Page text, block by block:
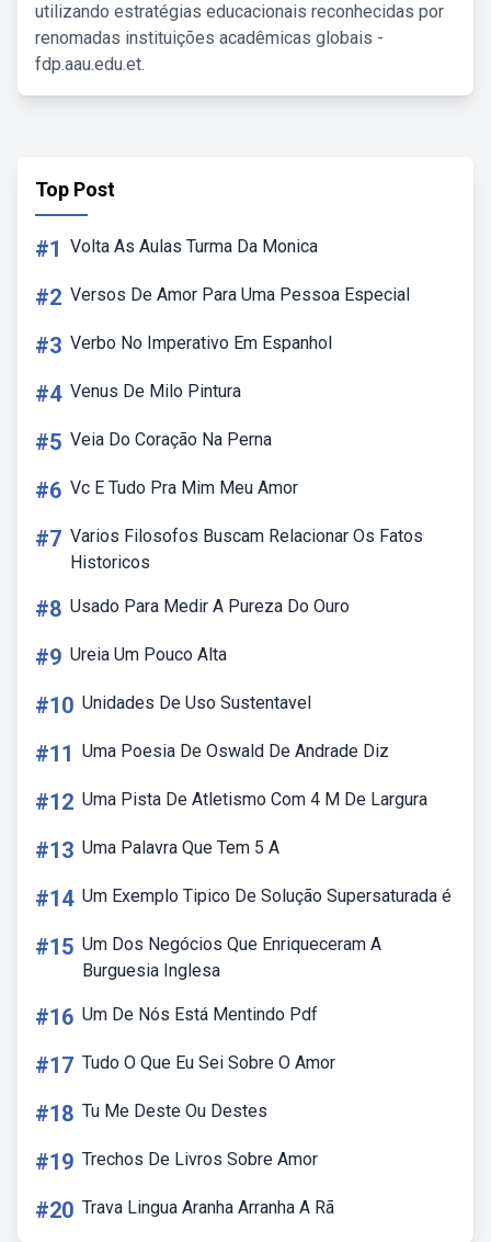
utilizando estratégias educacionais reconhecidas por
renomadas instituições acadêmicas globais -
fdp.aau.edu.et.
Top Post
#1 Volta As Aulas Turma Da Monica
#2 Versos De Amor Para Uma Pessoa Especial
#3 Verbo No Imperativo Em Espanhol
#4 Venus De Milo Pintura
#5 Veia Do Coração Na Perna
#6 Vc E Tudo Pra Mim Meu Amor
#7 Varios Filosofos Buscam Relacionar Os Fatos
Historicos
#8 Usado Para Medir A Pureza Do Ouro
#9 Ureia Um Pouco Alta
#10 Unidades De Uso Sustentavel
#11 Uma Poesia De Oswald De Andrade Diz
#12 Uma Pista De Atletismo Com 4 M De Largura
#13 Uma Palavra Que Tem 5 A
#14 Um Exemplo Tipico De Solução Supersaturada é
#15 Um Dos Negócios Que Enriqueceram A
Burguesia Inglesa
#16 Um De Nós Está Mentindo Pdf
#17 Tudo O Que Eu Sei Sobre O Amor
#18 Tu Me Deste Ou Destes
#19 Trechos De Livros Sobre Amor
#20 Trava Lingua Aranha Arranha A Rã